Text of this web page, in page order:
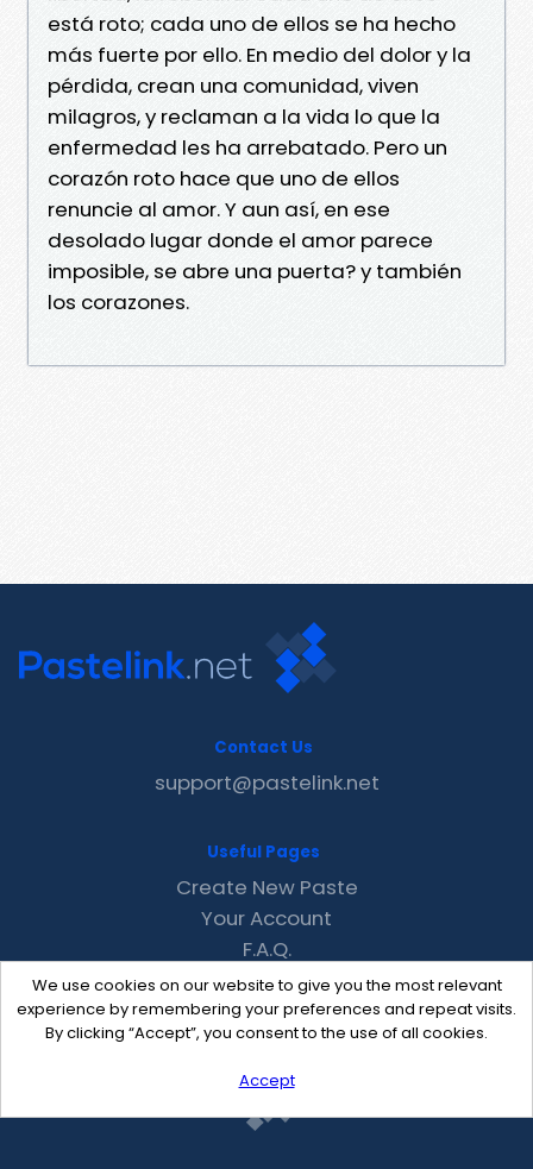
está roto; cada uno de ellos se ha hecho
más fuerte por ello. En medio del dolor y la
pérdida, crean una comunidad, viven
milagros, y reclaman a la vida lo que la
enfermedad les ha arrebatado. Pero un
corazón roto hace que uno de ellos
renuncie al amor. Y aun así, en ese
desolado lugar donde el amor parece
imposible, se abre una puerta? y también
los corazones.
We use cookies on our website to give you the most relevant
experience by remembering your preferences and repeat visits.
By clicking “Accept”, you consent to the use of all cookies.
Accept
Contact Us
support@pastelink.net
Useful Pages
Create New Paste
Your Account
F.A.Q.
Recent
Contact